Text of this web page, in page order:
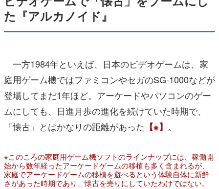
た『アルカノイド』
一方1984年といえば、日本のビデオゲームは、家
庭用ゲーム機ではファミコンやセガのSG-1000などが
登場してまだ1年ほど。アーケードやパソコンのゲー
ムにしても、日進月歩の進化を続けていた時期で、
「懐古」とはかなりの距離があった 【※】 。
※このころの家庭用ゲーム機ソフトのラインナップには、稼働開
始から数年経ったアーケードゲームの移植も多く含まれるが、
家庭でアーケードゲームの移植を遊べるという体験自体に新鮮
さがあった時期であり、懐古を売りにしていたわけではない。